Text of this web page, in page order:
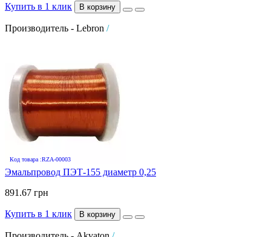
Купить в 1 клик В корзину
Производитель - Lebron /
Код товара :RZA-00003
Эмальпровод ПЭТ-155 диаметр 0,25
891.67 грн
Купить в 1 клик В корзину